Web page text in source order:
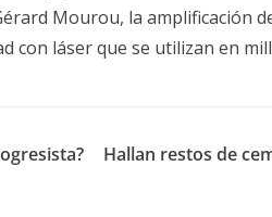
Mourou, la amplificación
con láser que se utilizan en
Hallan restos de